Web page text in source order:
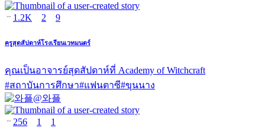
1.2K 2 9
ครูสุดสัปดาห์โรงเรียนเวทมนตร์
คุณเป็นอาจารย์สุดสัปดาห์ที่ Academy of Witchcraft
#สถาบันการศึกษา#แฟนตาซี#ขุนนาง
@와플
256 1 1